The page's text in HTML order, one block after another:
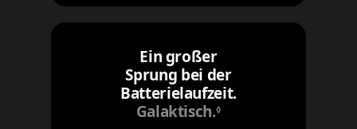
Ein großer
Sprung bei der
Batterielaufzeit.
Galaktisch.◊